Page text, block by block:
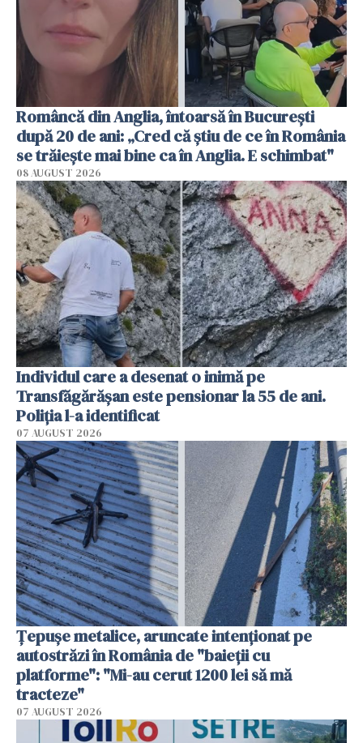
Româncă din Anglia, întoarsă în București
după 20 de ani: „Cred că știu de ce în România
se trăiește mai bine ca în Anglia. E schimbat"
08 AUGUST 2026
Individul care a desenat o inimă pe
Transfăgărășan este pensionar la 55 de ani.
Poliția l-a identificat
07 AUGUST 2026
Țepușe metalice, aruncate intenționat pe
autostrăzi în România de "baieții cu
platforme": "Mi-au cerut 1200 lei să mă
tracteze"
07 AUGUST 2026